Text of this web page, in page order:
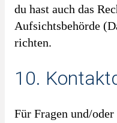
du hast auch das
Aufsichtsbehörde
richten.
10.
Für Fragen und/